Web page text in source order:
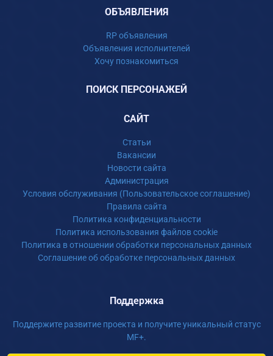
ОБЪЯВЛЕНИЯ
RP объявления
Объявления исполнителей
Хочу познакомиться
ПОИСК ПЕРСОНАЖЕЙ
САЙТ
Статьи
Вакансии
Новости сайта
Администрация
Условия обслуживания (Пользовательское соглашение)
Правила сайта
Политика конфиденциальности
Политика использования файлов cookie
Политика в отношении обработки персональных данных
Соглашение об обработке персональных данных
Поддержка
Поддержите развитие проекта и получите уникальный статус
MF+.